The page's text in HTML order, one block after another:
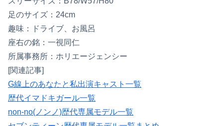
足のサイズ：24cm
趣味：ドライブ、お風呂
座右の銘：一視同仁
所属事務所：ホリエージェンシー
[関連記事]
G線上のあなたと私出演キャスト一覧
歴代イマドキガール一覧
non-no(ノンノ)歴代専属モデル一覧